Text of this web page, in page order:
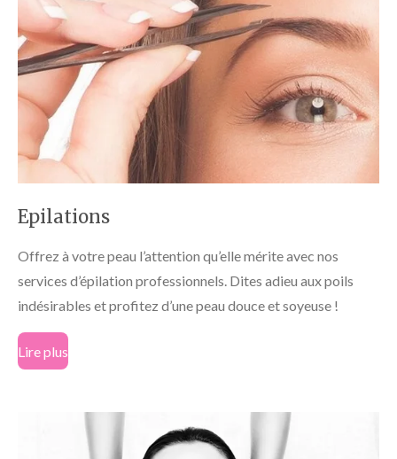
Epilations
Offrez à votre peau l’attention qu’elle mérite avec nos
services d’épilation professionnels. Dites adieu aux poils
indésirables et profitez d’une peau douce et soyeuse !
Lire plus